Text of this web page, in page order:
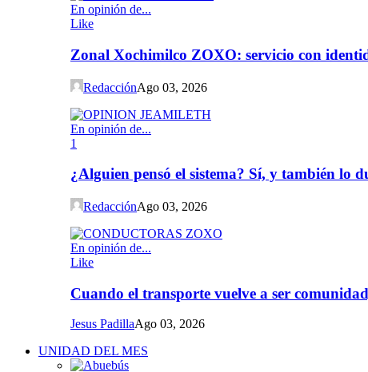
En opinión de...
Like
Zonal Xochimilco ZOXO: servicio con
RedacciónAgo 03, 2026
En opinión de...
1
¿Alguien pensó el sistema? Sí, y también lo
RedacciónAgo 03, 2026
En opinión de...
Like
Cuando el transporte vuelve a ser
Jesus PadillaAgo 03, 2026
UNIDAD DEL MES